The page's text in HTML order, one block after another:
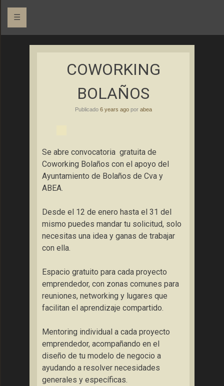
☰
ABEA
COWORKING
BOLAÑOS
Publicado 6 years agopor abea
Se abre convocatoria gratuita de
Coworking Bolaños con el apoyo del
Ayuntamiento de Bolaños de Cva y
ABEA.
Desde el 12 de enero hasta el 31 del
mismo puedes mandar tu solicitud, solo
necesitas una idea y ganas de trabajar
con ella.
Espacio gratuito para cada proyecto
emprendedor, con zonas comunes para
reuniones, networking y lugares que
facilitan el aprendizaje compartido.
Mentoring individual a cada proyecto
emprendedor, acompañando en el
diseño de tu modelo de negocio a
ayudando a resolver necesidades
generales y específicas.